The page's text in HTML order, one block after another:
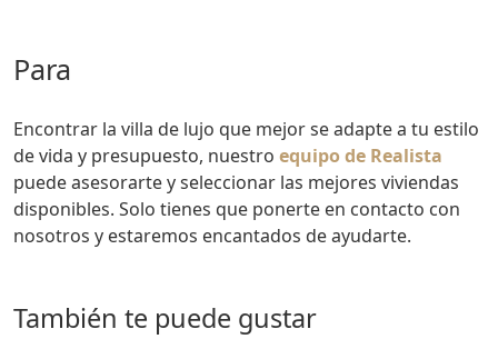
para
encontrar la villa de lujo que mejor se adapte a tu estilo
de vida y presupuesto, nuestro equipo de Realista
puede asesorarte y seleccionar las mejores viviendas
disponibles. Solo tienes que ponerte en contacto con
nosotros y estaremos encantados de ayudarte.
también te puede gustar